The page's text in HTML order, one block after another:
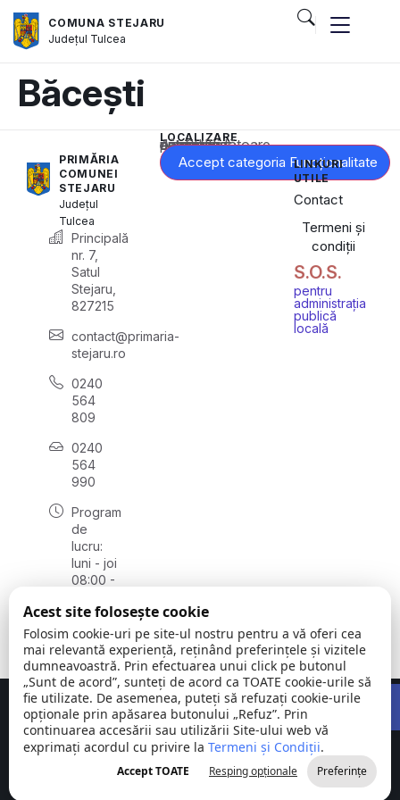
COMUNA STEJARU
Județul Tulcea
Băcești
PRIMĂRIA
COMUNEI
STEJARU
Județul
Tulcea
Principală
nr. 7,
Satul
Stejaru,
827215
contact@primaria-
stejaru.ro
0240
564
809
0240
564
990
Program
de
lucru:
luni - joi
08:00 -
vineri
08:00 -
14:00
LOCALIZARE
Acest conținut este blocat până când acceptați categoria corespunzătoare de cookie-uri.
Accept categoria Funcționalitate
LINKURI
UTILE
Contact
Termeni și
condiții
S.O.S.
pentru
administrația
publică
locală
Comuna
Stejaru |
județul Tulcea
©
2026
Toate
drepturile
rezervate
Concept realizat deBig Media Relații Publice SRL
Acest site folosește cookie
Folosim cookie-uri pe site-ul nostru pentru a vă oferi cea
mai relevantă experiență, reținând preferințele și vizitele
dumneavoastră. Prin efectuarea unui click pe butonul
„Sunt de acord”, sunteți de acord ca TOATE cookie-urile să
fie utilizate. De asemenea, puteți să refuzați cookie-urile
opționale prin apăsarea butonului „Refuz”. Prin
continuarea accesării sau utilizării Site-ului web vă
exprimați acordul cu privire la Termeni și Condiții.
Accept TOATE Resping opționale Preferințe